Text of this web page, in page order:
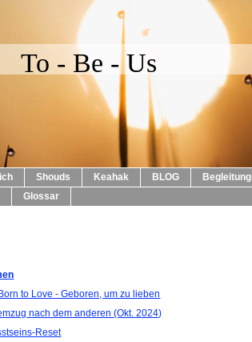
To - Be - Us
Shouds Keahak BLOG Begleitung
Glossar
to Love - Geboren, um zu lieben
nach dem anderen (Okt. 2024)
Reset